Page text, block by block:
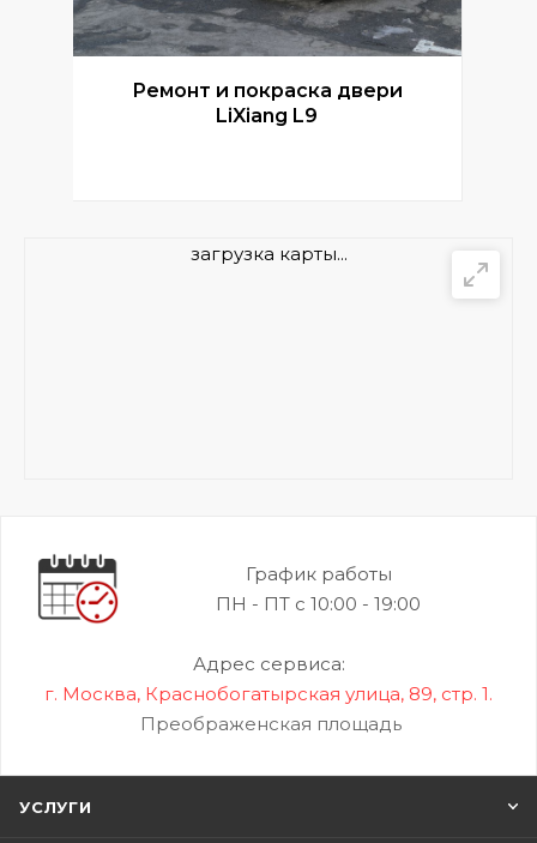
Ремонт и покраска двери
LiXiang L9
загрузка карты...
График работы
ПН - ПТ с 10:00 - 19:00
Адрес сервиса:
г. Москва, Краснобогатырская улица, 89, стр. 1.
Преображенская площадь
УСЛУГИ